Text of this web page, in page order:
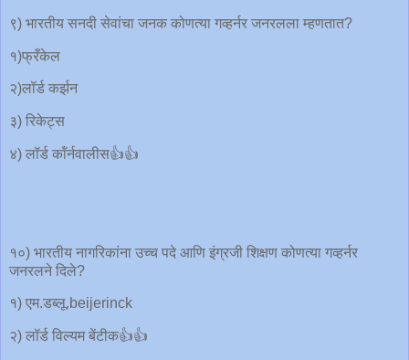
९) भारतीय सनदी सेवांचा जनक कोणत्या गव्हर्नर जनरलला म्हणतात?
१)फ्रँकेल
२)लॉर्ड कर्झन
३) रिकेट्स
४) लॉर्ड कॉंर्नवालीस👍👍
१०) भारतीय नागरिकांना उच्च पदे आणि इंग्रजी शिक्षण कोणत्या गव्हर्नर
जनरलने दिले?
१) एम.डब्लू.beijerinck
२) लॉर्ड विल्यम बेंटीक👍👍